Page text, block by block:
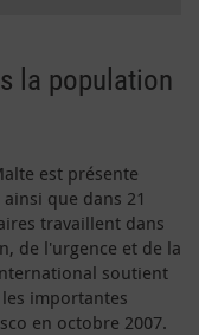
la population
est présente
que dans 21
travaillent dans
de l'urgence et de la
soutient
importantes
en octobre 2007.